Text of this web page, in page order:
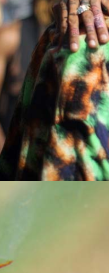
Zen TV
Erfahrungen
Login
Menü Menü